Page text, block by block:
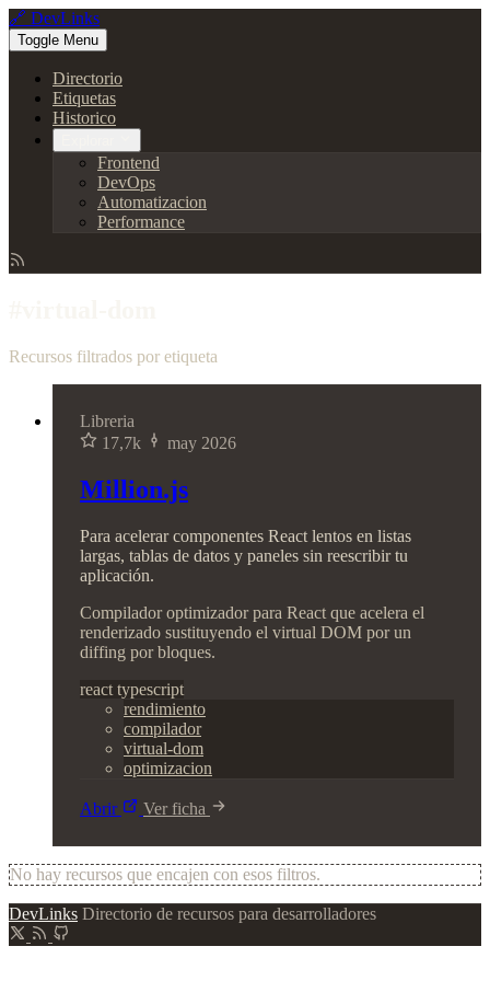
🔗 DevLinks
Toggle Menu
Directorio
Etiquetas
Historico
Frontend
DevOps
Automatizacion
Performance
Recursos filtrados por etiqueta
Libreria
17,7k
may 2026
Million.js
Para acelerar componentes React lentos en listas
largas, tablas de datos y paneles sin reescribir tu
aplicación.
Compilador optimizador para React que acelera el
renderizado sustituyendo el virtual DOM por un
diffing por bloques.
react typescript
rendimiento
compilador
virtual-dom
optimizacion
Abrir Ver ficha
No hay recursos que encajen con esos filtros.
DevLinks Directorio de recursos para desarrolladores